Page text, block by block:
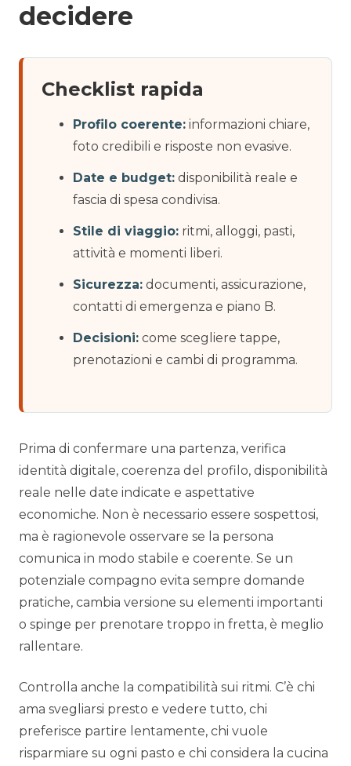
decidere
Checklist rapida
Profilo coerente: informazioni chiare,
foto credibili e risposte non evasive.
Date e budget: disponibilità reale e
fascia di spesa condivisa.
Stile di viaggio: ritmi, alloggi, pasti,
attività e momenti liberi.
Sicurezza: documenti, assicurazione,
contatti di emergenza e piano B.
Decisioni: come scegliere tappe,
prenotazioni e cambi di programma.
Prima di confermare una partenza, verifica
identità digitale, coerenza del profilo, disponibilità
reale nelle date indicate e aspettative
economiche. Non è necessario essere sospettosi,
ma è ragionevole osservare se la persona
comunica in modo stabile e coerente. Se un
potenziale compagno evita sempre domande
pratiche, cambia versione su elementi importanti
o spinge per prenotare troppo in fretta, è meglio
rallentare.
Controlla anche la compatibilità sui ritmi. C’è chi
ama svegliarsi presto e vedere tutto, chi
preferisce partire lentamente, chi vuole
risparmiare su ogni pasto e chi considera la cucina